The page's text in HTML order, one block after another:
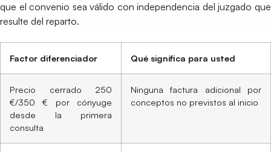
que el convenio sea válido con independencia del juzgado que
resulte del reparto.
Factor diferenciador Qué significa para usted
Precio cerrado 250
€/350 € por cónyuge
desde la primera
consulta
Ninguna factura adicional por
conceptos no previstos al inicio